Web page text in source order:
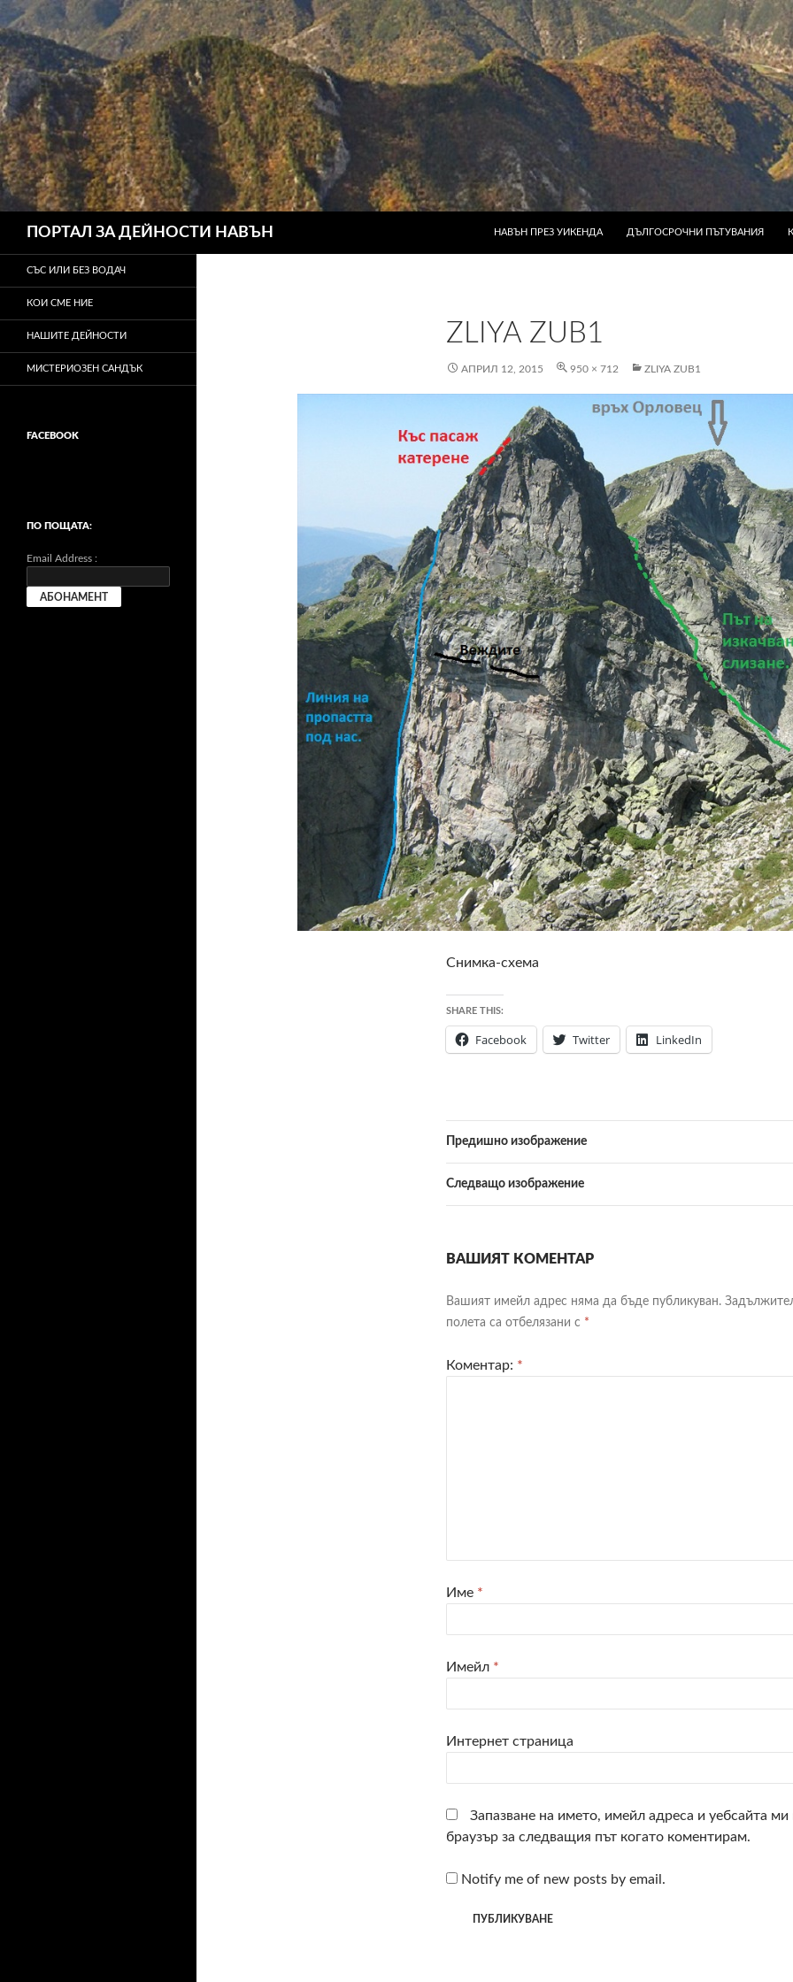
ПОРТАЛ ЗА ДЕЙНОСТИ НАВЪН
НАВЪН ПРЕЗ УИКЕНДА
ДЪЛГОСРОЧНИ ПЪТУВАНИЯ
ZLIYA ZUB1
АПРИЛ 12, 2015 950 × 712 ZLIYA ZUB1
Снимка-схема
SHARE THIS:
Facebook Twitter LinkedIn
Предишно изображение
Следващо изображение
ВАШИЯТ КОМЕНТАР
Вашият имейл адрес няма да бъде публикуван.
полета са отбелязани с *
Коментар: *
Име *
Имейл *
Интернет страница
Запазване на името, имейл адреса и уебсайта ми
браузър за следващия път когато коментирам.
Notify me of new posts by email.
СЪС ИЛИ БЕЗ ВОДАЧ
КОИ СМЕ НИЕ
НАШИТЕ ДЕЙНОСТИ
МИСТЕРИОЗЕН САНДЪК
FACEBOOK
ПО ПОЩАТА:
Email Address :